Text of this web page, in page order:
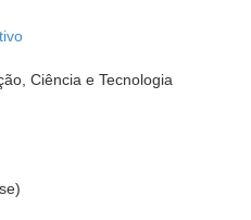
Ciência e Tecnologia